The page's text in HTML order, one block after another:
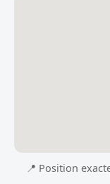
📍 Position